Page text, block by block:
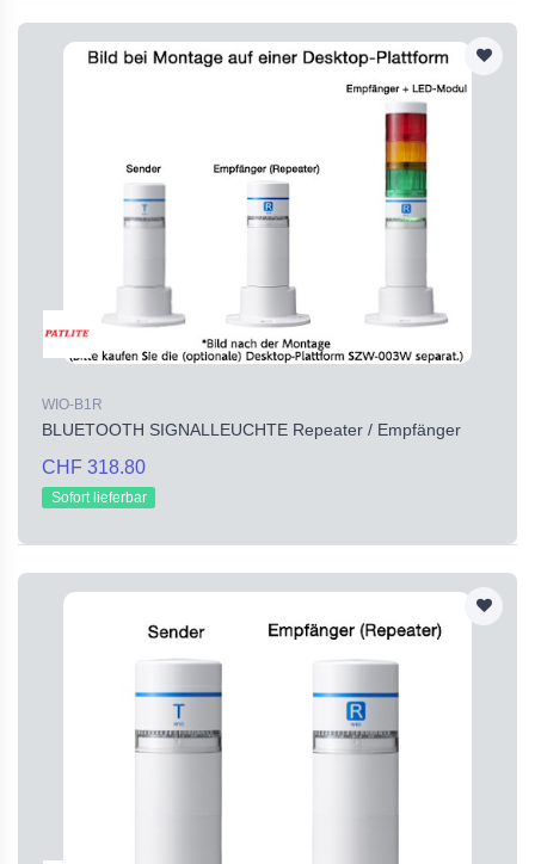
WIO-B1R
BLUETOOTH SIGNALLEUCHTE Repeater / Empfänger
CHF 318.80
Sofort lieferbar